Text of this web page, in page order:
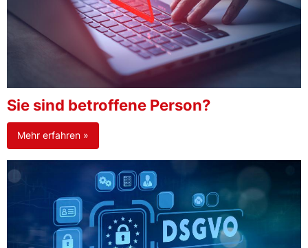
Sie sind betroffene Person?
Mehr erfahren »